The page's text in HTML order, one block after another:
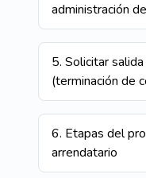
administración
5. Solicitar
(terminación de
6. Etapas del
arrendatario